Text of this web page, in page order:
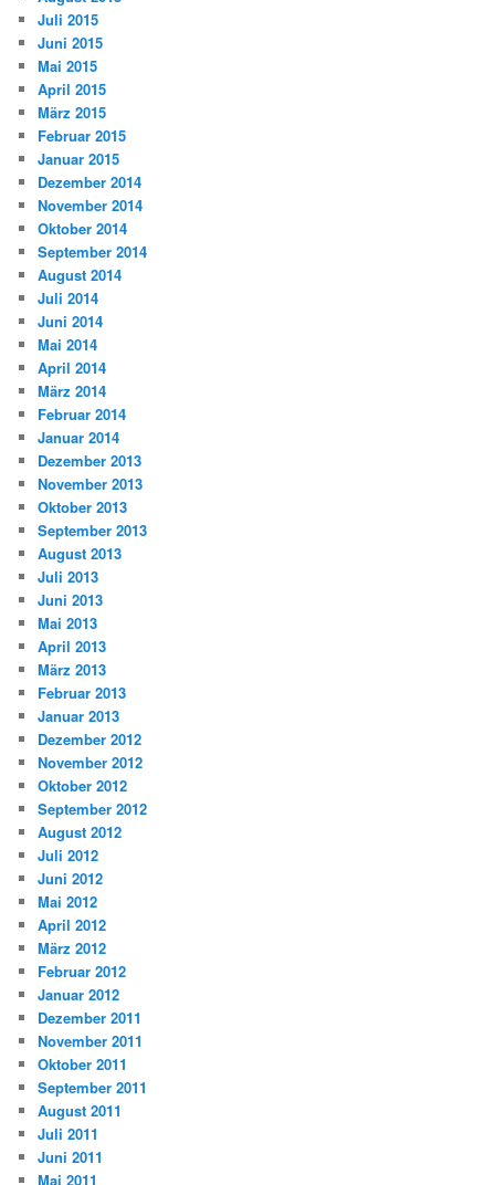
Juli 2015
Juni 2015
Mai 2015
April 2015
März 2015
Februar 2015
Januar 2015
Dezember 2014
November 2014
Oktober 2014
September 2014
August 2014
Juli 2014
Juni 2014
Mai 2014
April 2014
März 2014
Februar 2014
Januar 2014
Dezember 2013
November 2013
Oktober 2013
September 2013
August 2013
Juli 2013
Juni 2013
Mai 2013
April 2013
März 2013
Februar 2013
Januar 2013
Dezember 2012
November 2012
Oktober 2012
September 2012
August 2012
Juli 2012
Juni 2012
Mai 2012
April 2012
März 2012
Februar 2012
Januar 2012
Dezember 2011
November 2011
Oktober 2011
September 2011
August 2011
Juli 2011
Juni 2011
Mai 2011